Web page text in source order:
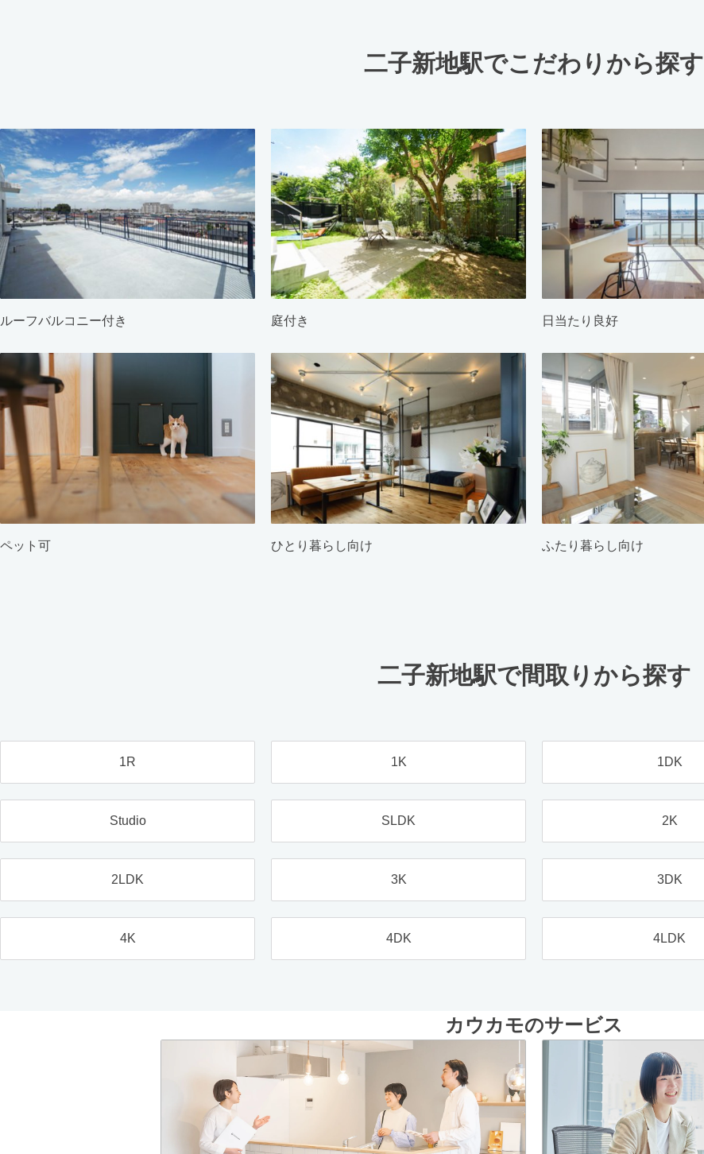
二子新地駅でこだわりから探す
ルーフバルコニー付き 庭付き 日当たり良好
ペット可 ひとり暮らし向け ふたり暮らし向け
二子新地駅で間取りから探す
1R 1K 1DK
Studio SLDK 2K
2LDK 3K 3DK
4K 4DK 4LDK
カウカモのサービス